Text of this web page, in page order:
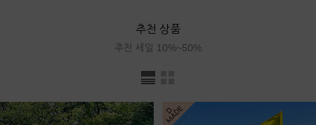
추천 상품
추천 세일 10%~50%